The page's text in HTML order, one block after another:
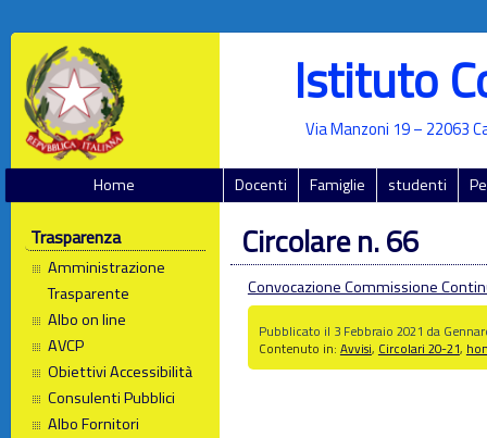
Istituto
Via Manzoni 19 – 22063
Home Docenti Famiglie studenti
Trasparenza
Amministrazione
Trasparente
Albo on line
AVCP
Obiettivi Accessibilità
Consulenti Pubblici
Albo Fornitori
Circolare n. 66
Convocazione Commissione
Pubblicato il 3 Febbraio 2021 da
Contenuto in: Avvisi, Circolari 20-21,